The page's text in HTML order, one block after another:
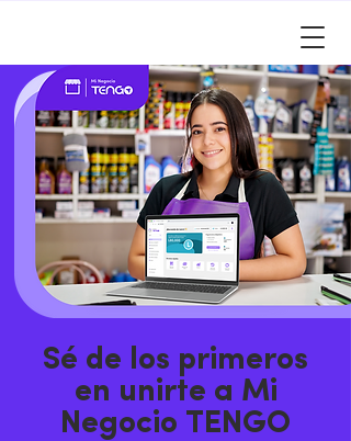
Sé de los primeros
en unirte a Mi
Negocio TENGO